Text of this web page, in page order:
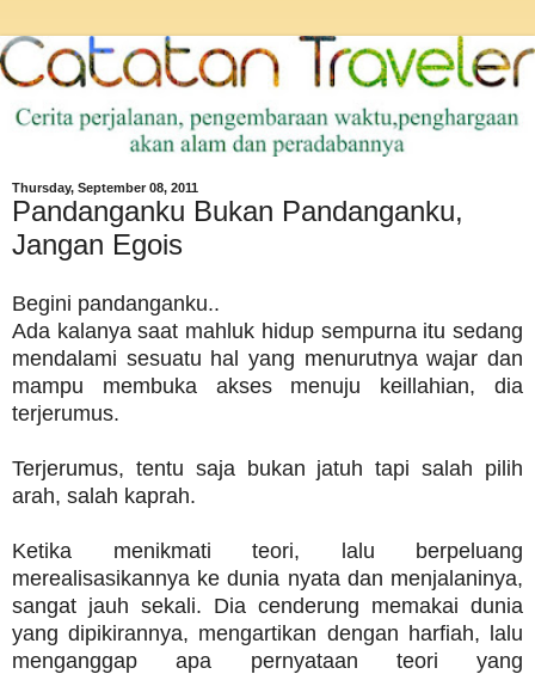
Thursday, September 08, 2011
Pandanganku Bukan Pandanganku,
Jangan Egois
Begini pandanganku..
Ada kalanya saat mahluk hidup sempurna itu sedang
mendalami sesuatu hal yang menurutnya wajar dan
mampu membuka akses menuju keillahian, dia
terjerumus.
Terjerumus, tentu saja bukan jatuh tapi salah pilih
arah, salah kaprah.
Ketika menikmati teori, lalu berpeluang
merealisasikannya ke dunia nyata dan menjalaninya,
sangat jauh sekali. Dia cenderung memakai dunia
yang dipikirannya, mengartikan dengan harfiah, lalu
menganggap apa pernyataan teori yang